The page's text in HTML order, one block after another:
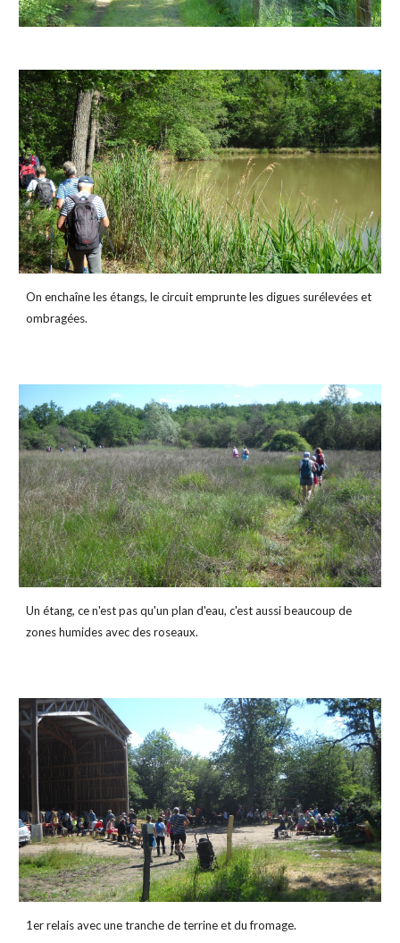
On enchaîne les étangs, le circuit emprunte les digues surélevées et
ombragées.
Un étang, ce n'est pas qu'un plan d'eau, c'est aussi beaucoup de
zones humides avec des roseaux.
1er relais avec une tranche de terrine et du fromage.